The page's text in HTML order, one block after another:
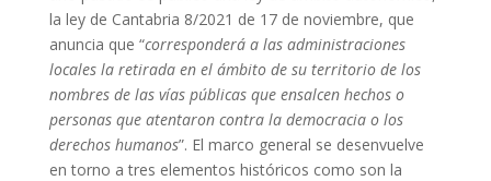
la ley de Cantabria 8/2021 de 17 de noviembre, que
anuncia que “corresponderá a las administraciones
locales la retirada en el ámbito de su territorio de los
nombres de las vías públicas que ensalcen hechos o
personas que atentaron contra la democracia o los
derechos humanos”. El marco general se desenvuelve
en torno a tres elementos históricos como son la